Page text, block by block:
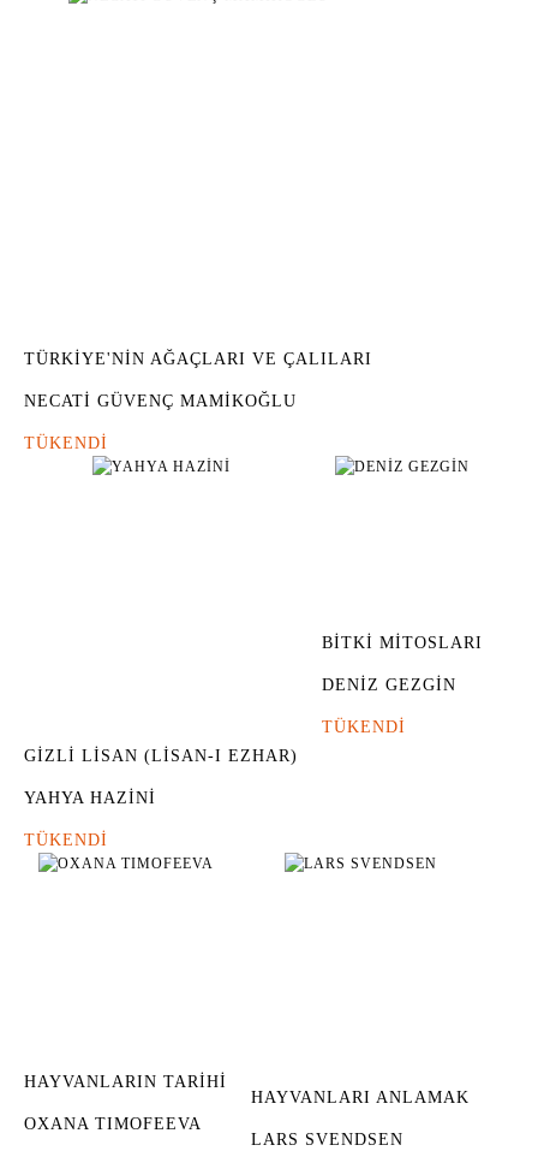
TÜRKİYE'NİN AĞAÇLARI VE ÇALILARI
NECATİ GÜVENÇ MAMİKOĞLU
TÜKENDİ
GİZLİ LİSAN (LİSAN-I EZHAR)
YAHYA HAZİNİ
TÜKENDİ
BİTKİ MİTOSLARI
DENİZ GEZGİN
TÜKENDİ
HAYVANLARIN TARİHİ
OXANA TIMOFEEVA
HAYVANLARI ANLAMAK
LARS SVENDSEN